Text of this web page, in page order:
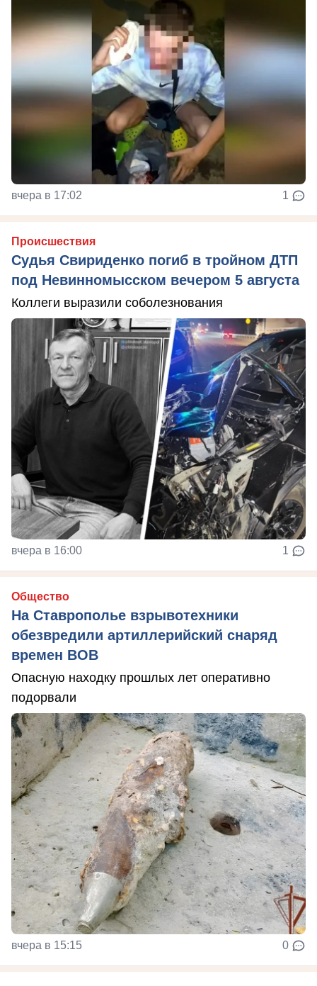
вчера в 17:02 1
Происшествия
Судья Свириденко погиб в тройном ДТП
под Невинномысском вечером 5 августа
Коллеги выразили соболезнования
вчера в 16:00 1
Общество
На Ставрополье взрывотехники
обезвредили артиллерийский снаряд
времен ВОВ
Опасную находку прошлых лет оперативно
подорвали
вчера в 15:15 0